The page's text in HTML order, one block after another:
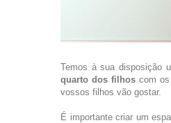
Temos à sua disposição
quarto dos filhos com
vossos filhos vão gostar.
É importante criar um